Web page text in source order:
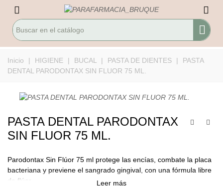
Inicio | HIGIENE | BUCAL | PASTA DE DIENTES |
PASTA
DENTAL PARODONTAX SIN FLUOR 75 ML.
PASTA DENTAL PARODONTAX
SIN FLUOR 75 ML.
Parodontax Sin Flúor 75 ml protege las encías, combate la placa
bacteriana y previene el sangrado gingival, con una fórmula libre
de flúor.
Leer más